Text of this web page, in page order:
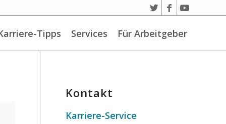
Tipps Services Für Arbeitgeber
Kontakt
Karriere-Service